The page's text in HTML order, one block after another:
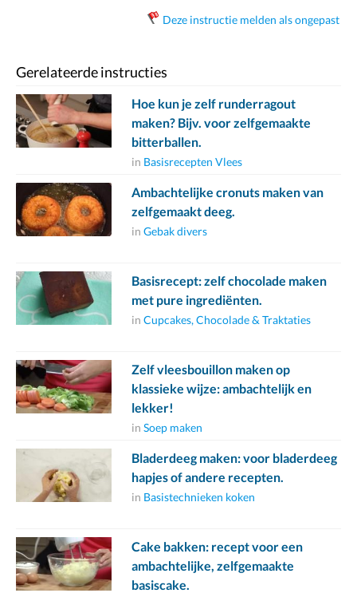
Deze instructie melden als ongepast
Gerelateerde instructies
Hoe kun je zelf runderragout
maken? Bijv. voor zelfgemaakte
bitterballen.
in Basisrecepten Vlees
Ambachtelijke cronuts maken van
zelfgemaakt deeg.
in Gebak divers
Basisrecept: zelf chocolade maken
met pure ingrediënten.
in Cupcakes, Chocolade & Traktaties
Zelf vleesbouillon maken op
klassieke wijze: ambachtelijk en
lekker!
in Soep maken
Bladerdeeg maken: voor bladerdeeg
hapjes of andere recepten.
in Basistechnieken koken
Cake bakken: recept voor een
ambachtelijke, zelfgemaakte
basiscake.